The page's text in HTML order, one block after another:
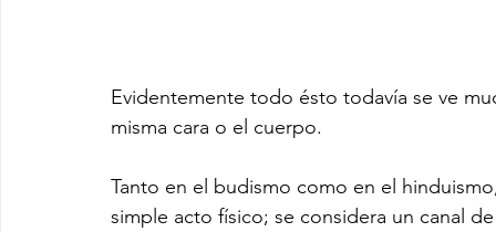
Evidentemente todo ésto todavía se ve
misma cara o el cuerpo.
Tanto en el budismo como en el
simple acto físico; se considera un canal